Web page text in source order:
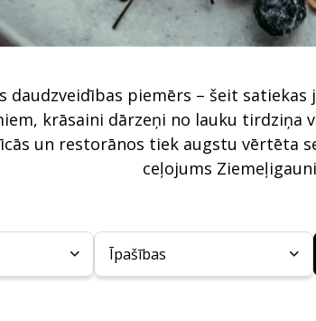
daudzveidības piemērs – šeit
krāsaini dārzeņi no lauku
un restorānos tiek augstu
ceļojums
Īpašības